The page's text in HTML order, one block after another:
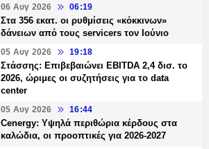
06 Αυγ 2026 06:19
Στα 356 εκατ. οι ρυθμίσεις «κόκκινων»
δάνειων από τους servicers τον Ιούνιο
05 Αυγ 2026 19:18
Στάσσης: Επιβεβαιώνει EBITDA 2,4 δισ. το
2026, ώριμες οι συζητήσεις για το data
center
05 Αυγ 2026 16:44
Cenergy: Υψηλά περιθώρια κέρδους στα
καλώδια, οι προοπτικές για 2026-2027